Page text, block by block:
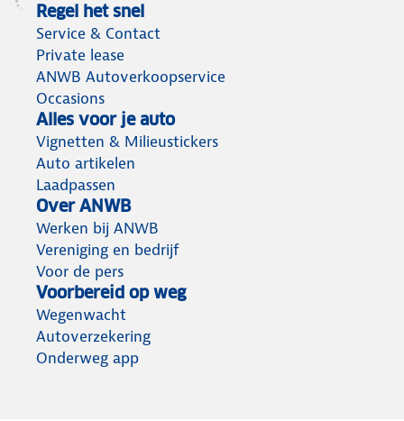
Regel het snel
Service & Contact
Private lease
ANWB Autoverkoopservice
Occasions
Alles voor je auto
Vignetten & Milieustickers
Auto artikelen
Laadpassen
Over ANWB
Werken bij ANWB
Vereniging en bedrijf
Voor de pers
Voorbereid op weg
Wegenwacht
Autoverzekering
Onderweg app